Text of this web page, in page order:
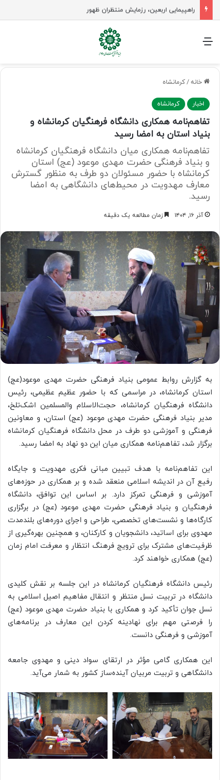
راهپیمایی اربعین، رزمایش منتظران ظهور
منو
خانه /کرمانشاه
اخبار کرمانشاه
تفاهم‌نامه همکاری دانشگاه فرهنگیان کرمانشاه و
بنیاد استان به امضا رسید
تفاهم‌نامه همکاری میان دانشگاه فرهنگیان کرمانشاه
و بنیاد فرهنگی حضرت مهدی موعود (عج) استان
کرمانشاه با حضور مسئولان دو طرف به منظور گسترش
معارف مهدویت در محیط‌های دانشگاهی به امضا
رسید.
آذر ۱۶, ۱۴۰۴ زمان مطالعه یک دقیقه
به گزارش روابط عمومی بنیاد فرهنگی حضرت مهدی موعود‌(عج)
استان کرمانشاه، در مراسمی که با حضور عظیم عظیمی، رئیس
دانشگاه فرهنگیان کرمانشاه، حجت‌الاسلام والمسلمین اشک‌تلخ،
مدیر بنیاد فرهنگی حضرت مهدی موعود (عج) استان، و معاونین
فرهنگی و آموزشی دو طرف در محل دانشگاه فرهنگیان کرمانشاه
برگزار شد، تفاهم‌نامه همکاری میان این دو نهاد به امضا رسید.
این تفاهم‌نامه با هدف تبیین مبانی فکری مهدویت و جایگاه
رفیع آن در اندیشه اسلامی منعقد شده و بر همکاری در حوزه‌های
آموزشی و فرهنگی تمرکز دارد. بر اساس این توافق، دانشگاه
فرهنگیان و بنیاد فرهنگی حضرت مهدی موعود (عج) در برگزاری
کارگاه‌ها و نشست‌های تخصصی، طراحی و اجرای دوره‌های بلندمدت
مهدوی برای اساتید، دانشجویان و کارکنان، و همچنین بهره‌گیری از
ظرفیت‌های مشترک برای ترویج فرهنگ انتظار و معرفت امام زمان
(عج) همکاری خواهند کرد.
رئیس دانشگاه فرهنگیان کرمانشاه در این جلسه بر نقش کلیدی
دانشگاه در تربیت نسل منتظر و انتقال مفاهیم اصیل اسلامی به
نسل جوان تأکید کرد و همکاری با بنیاد حضرت مهدی موعود (عج)
را فرصتی مهم برای نهادینه کردن این معارف در برنامه‌های
آموزشی و فرهنگی دانست.
این همکاری گامی مؤثر در ارتقای سواد دینی و مهدوی جامعه
دانشگاهی و تربیت مربیان آینده‌ساز کشور به شمار می‌آید.